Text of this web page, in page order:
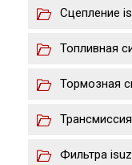
Сцепление
Топливная
Тормозная
Фильтра